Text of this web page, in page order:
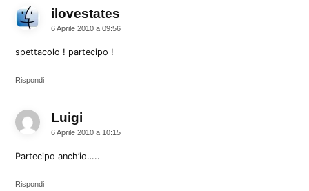
ilovestates
6 Aprile 2010 a 09:56
spettacolo ! partecipo !
Rispondi
Luigi
6 Aprile 2010 a 10:15
Partecipo anch’io…..
Rispondi